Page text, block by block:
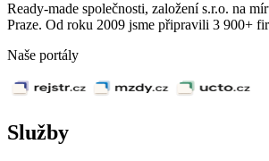
Ready-made společnosti, založení s.r.o. na
Praze. Od roku 2009 jsme připravili 3 900+
Naše portály
Služby